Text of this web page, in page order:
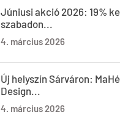
Júniusi akció 2026: 19%
szabadon...
4. március 2026
Új helyszín Sárváron:
Design...
4. március 2026